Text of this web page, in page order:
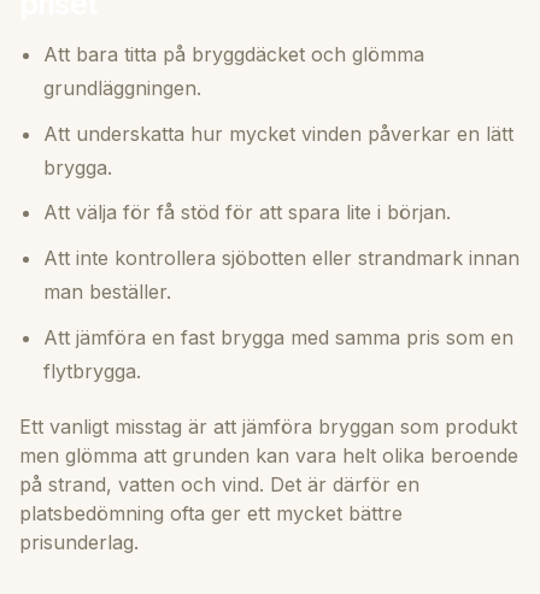
Att bara titta på bryggdäcket och glömma
grundläggningen.
Att underskatta hur mycket vinden påverkar en lätt
brygga.
Att välja för få stöd för att spara lite i början.
Att inte kontrollera sjöbotten eller strandmark innan
man beställer.
Att jämföra en fast brygga med samma pris som en
flytbrygga.
Ett vanligt misstag är att jämföra bryggan som produkt
men glömma att grunden kan vara helt olika beroende
på strand, vatten och vind. Det är därför en
platsbedömning ofta ger ett mycket bättre
prisunderlag.